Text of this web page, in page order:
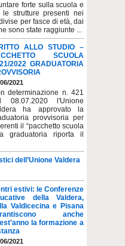
forte sulla scuola e
le strutture presenti nei
per fasce di età, dai
sono state raggiunte ...
ALLO STUDIO –
SCUOLA
2022 GRADUATORIA
2021
determinazione n. 421
08.07.2020 l'Unione
ha approvato la
provvisoria per
il “pacchetto scuola
graduatoria riporta il
dell’Unione Valdera
estivi: le Conferenze
della Valdera,
Valdicecina e Pisana
anche
la formazione a
2021